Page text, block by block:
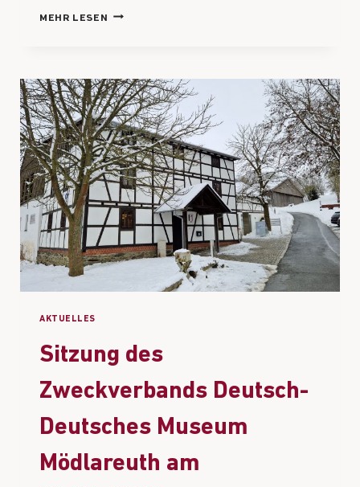
MEHR LESEN
AKTUELLES
Sitzung des
Zweckverbands Deutsch-
Deutsches Museum
Mödlareuth am